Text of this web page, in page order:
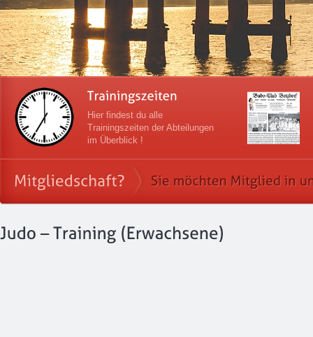
Hier findest du alle
Trainingszeiten der Abteilungen
im Überblick !